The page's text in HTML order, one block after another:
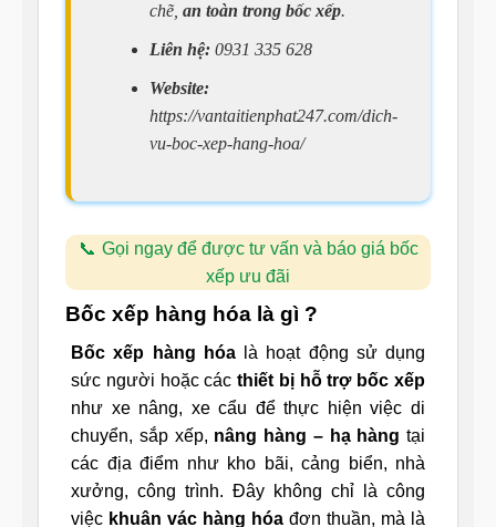
chẽ, an toàn trong bốc xếp.
Liên hệ:0931 335 628
Website:
https://vantaitienphat247.com/dich-
vu-boc-xep-hang-hoa/
Gọi ngay để được tư vấn và báo giá bốc
xếp ưu đãi
Bốc xếp hàng hóa là gì ?
Bốc xếp hàng hóalà hoạt động sử dụng
sức người hoặc cácthiết bị hỗ trợ bốc xếp
như xe nâng, xe cẩu để thực hiện việc di
chuyển, sắp xếp, nâng hàng – hạ hàng tại
các địa điểm như kho bãi, cảng biển, nhà
xưởng, công trình. Đây không chỉ là công
việc khuân vác hàng hóa đơn thuần, mà là